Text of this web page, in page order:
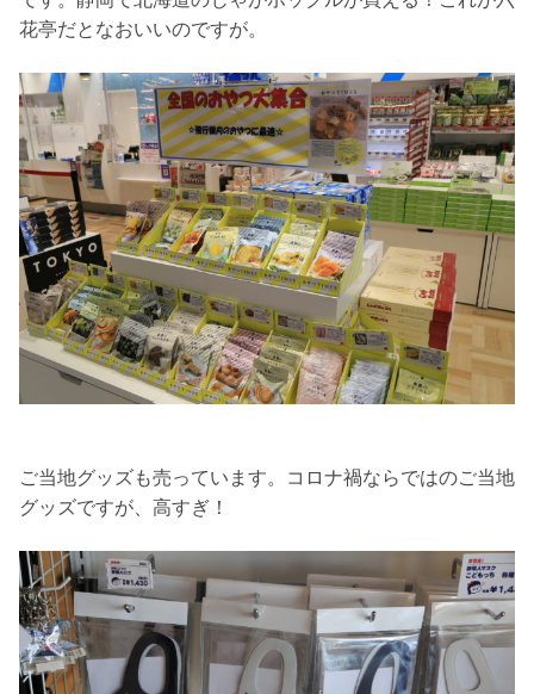
花亭だとなおいいのですが。
ご当地グッズも売っています。コロナ禍ならではのご当地
グッズですが、高すぎ！